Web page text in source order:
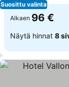
Suosittu valinta
Alkaen 96 €
Näytä hinnat 8